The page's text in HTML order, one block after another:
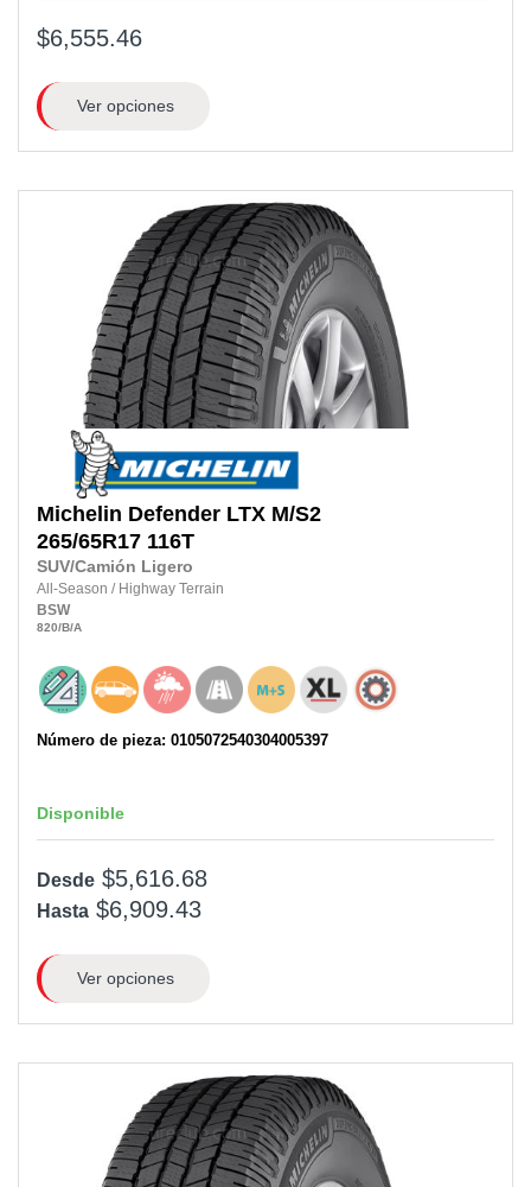
$6,555.46
Ver opciones
Michelin Defender LTX M/S2
265/65R17 116T
SUV/Camión Ligero
All-Season / Highway Terrain
BSW
820/B/A
Número de pieza: 0105072540304005397
Disponible
Desde $5,616.68
Hasta $6,909.43
Ver opciones